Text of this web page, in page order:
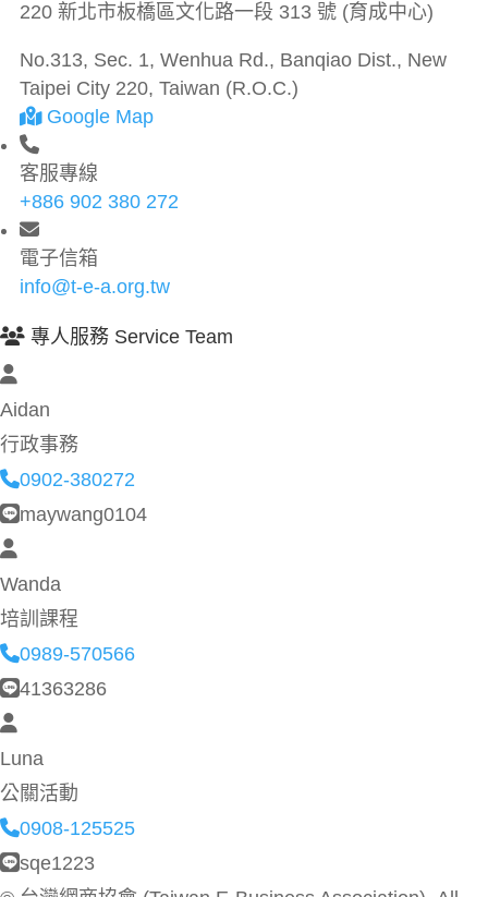
220 新北市板橋區文化路一段 313 號 (育成中心)
No.313, Sec. 1, Wenhua Rd., Banqiao Dist., New
Taipei City 220, Taiwan (R.O.C.)
Google Map
客服專線
+886 902 380 272
電子信箱
info@t-e-a.org.tw
專人服務 Service Team
Aidan
行政事務
0902-380272
maywang0104
Wanda
培訓課程
0989-570566
41363286
Luna
公關活動
0908-125525
sqe1223